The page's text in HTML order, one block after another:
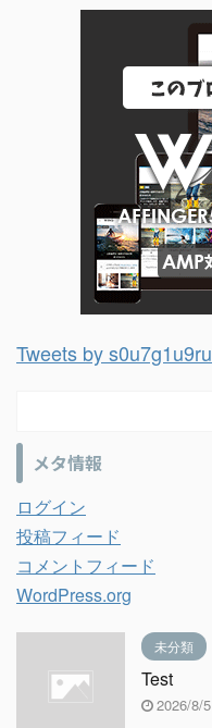
Tweets by s0u7g1u9ru
メタ情報
ログイン
投稿フィード
コメントフィード
WordPress.org
未分類
Test
2026/8/5